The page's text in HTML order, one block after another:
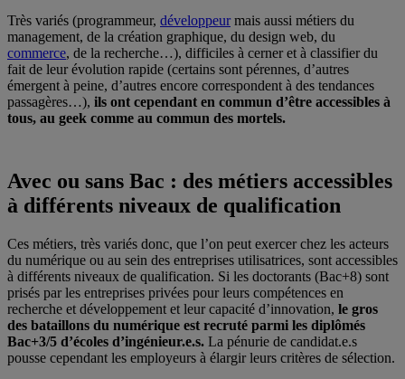
Très variés (programmeur, développeurmais aussi métiers du
management, de la création graphique, du design web, du
commerce, de la recherche…), difficiles à cerner et à classifier du
fait de leur évolution rapide (certains sont pérennes, d’autres
émergent à peine, d’autres encore correspondent à des tendances
passagères…), ils ont cependant en commun d’être accessibles à
tous, au geek comme au commun des mortels.
Avec ou sans Bac : des métiers accessibles
à différents niveaux de qualification
Ces métiers, très variés donc, que l’on peut exercer chez les acteurs
du numérique ou au sein des entreprises utilisatrices, sont accessibles
à différents niveaux de qualification. Si les doctorants (Bac+8) sont
prisés par les entreprises privées pour leurs compétences en
recherche et développement et leur capacité d’innovation, le gros
des bataillons du numérique est recruté parmi les diplômés
Bac+3/5 d’écoles d’ingénieur.e.s. La pénurie de candidat.e.s
pousse cependant les employeurs à élargir leurs critères de sélection.